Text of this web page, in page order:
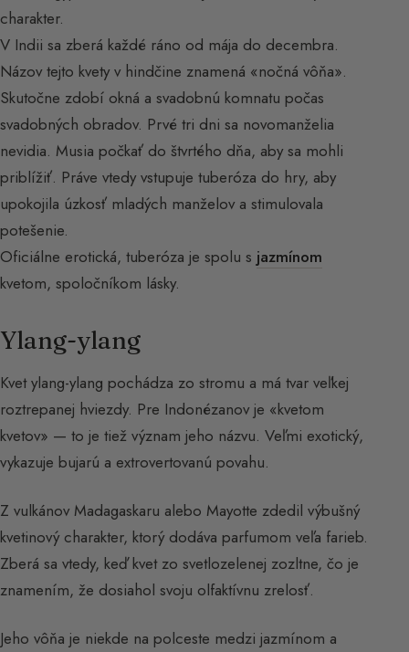
charakter.
V Indii sa zberá každé ráno od mája do decembra.
Názov tejto kvety v hindčine znamená «nočná vôňa».
Skutočne zdobí okná a svadobnú komnatu počas
svadobných obradov. Prvé tri dni sa novomanželia
nevidia. Musia počkať do štvrtého dňa, aby sa mohli
priblížiť. Práve vtedy vstupuje tuberóza do hry, aby
upokojila úzkosť mladých manželov a stimulovala
potešenie.
Oficiálne erotická, tuberóza je spolu s jazmínom
kvetom, spoločníkom lásky.
Ylang-ylang
Kvet ylang-ylang pochádza zo stromu a má tvar veľkej
roztrepanej hviezdy. Pre Indonézanov je «kvetom
kvetov» — to je tiež význam jeho názvu. Veľmi exotický,
vykazuje bujarú a extrovertovanú povahu.
Z vulkánov Madagaskaru alebo Mayotte zdedil výbušný
kvetinový charakter, ktorý dodáva parfumom veľa farieb.
Zberá sa vtedy, keď kvet zo svetlozelenej zozltne, čo je
znamením, že dosiahol svoju olfaktívnu zrelosť.
Jeho vôňa je niekde na polceste medzi jazmínom a